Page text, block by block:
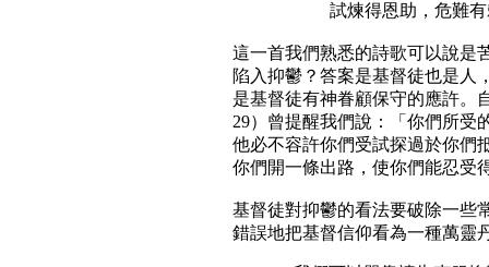
試煉得恩助，危難
這一首我們熟悉的詩歌可以說是
陷入抑鬱？答案是基督徒也是人
是基督徒有神眷顧保守的應許。
29）曾提醒我們說：「你們所受
他必不容許你們受試探過於你們
你們開一條出路，使你們能忍受
基督徒對抑鬱的看法要破除一些
錯誤地把基督信仰看為一種萬靈